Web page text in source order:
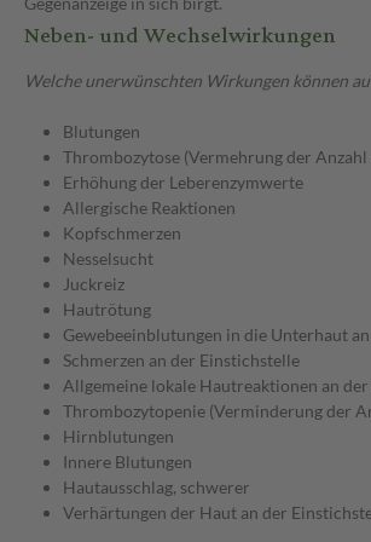
Neben- und Wechselwirkungen
Welche unerwünschten Wirkungen können
Blutungen
Thrombozytose (Vermehrung der
Erhöhung der Leberenzymwerte
Allergische Reaktionen
Kopfschmerzen
Nesselsucht
Juckreiz
Hautrötung
Gewebeeinblutungen in die Unterhaut
Schmerzen an der Einstichstelle
Allgemeine lokale Hautreaktionen an
Thrombozytopenie (Verminderung der
Hirnblutungen
Innere Blutungen
Hautausschlag, schwerer
Verhärtungen der Haut an der